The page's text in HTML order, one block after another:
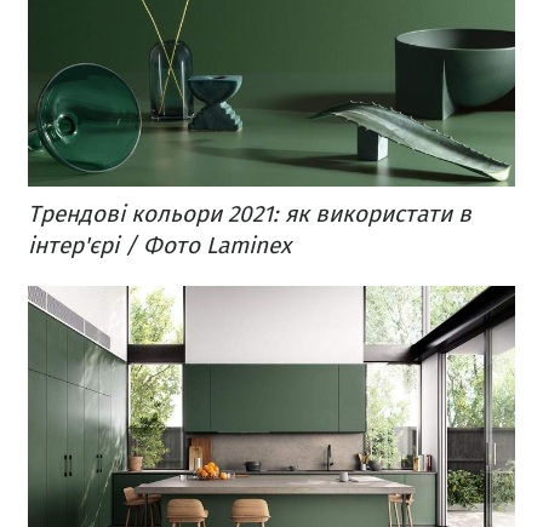
Трендові кольори 2021: як використати в
інтер'єрі / Фото Laminex